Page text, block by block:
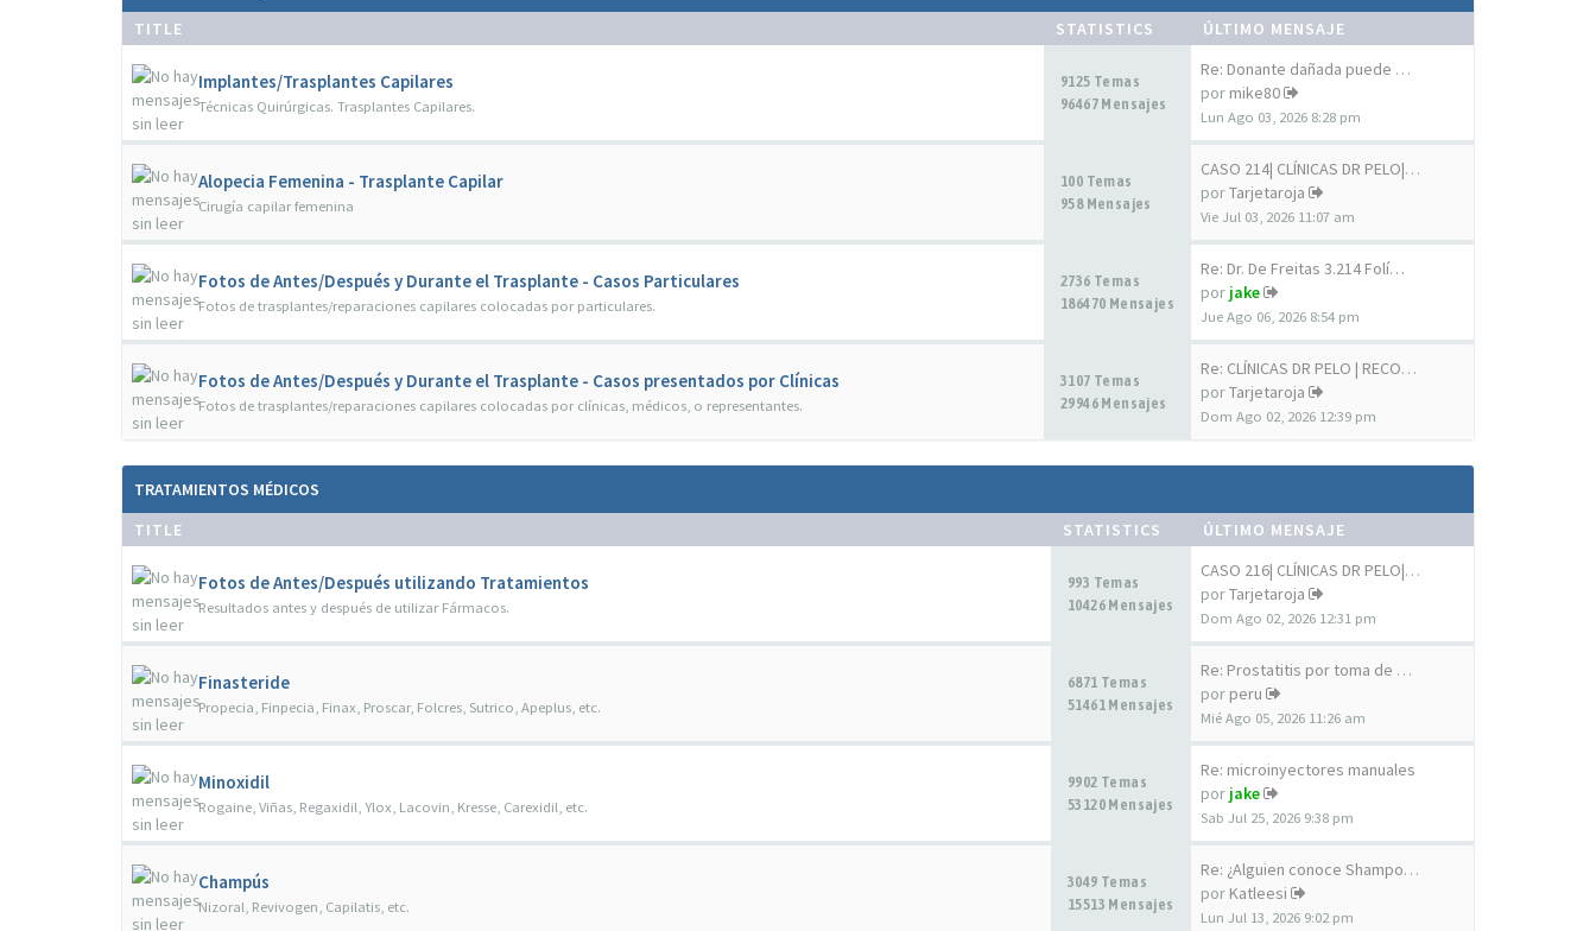
TITLE
STATISTICS ÚLTIMO MENSAJE
Implantes/Trasplantes Capilares
Técnicas Quirúrgicas. Trasplantes Capilares.
9125 Temas
96467 Mensajes
Re: Donante dañada puede mejo…
por mike80
Lun Ago 03, 2026 8:28 pm
Alopecia Femenina - Trasplante Capilar
Cirugía capilar femenina
100 Temas
958 Mensajes
CASO 214| CLÍNICAS DR PELO| I…
porTarjetaroja
Vie Jul 03, 2026 11:07 am
Fotos de Antes/Después y Durante el Trasplante - Casos Particulares
Fotos de trasplantes/reparaciones capilares colocadas por particulares.
2736 Temas
186470 Mensajes
Re: Dr. De Freitas 3.214 Folí…
por jake
Jue Ago 06, 2026 8:54 pm
Fotos de Antes/Después y Durante el Trasplante - Casos presentados por Clínicas
Fotos de trasplantes/reparaciones capilares colocadas por clínicas, médicos, o representantes.
3107 Temas
29946 Mensajes
Re: CLÍNICAS DR PELO | RECOPI…
porTarjetaroja
Dom Ago 02, 2026 12:39 pm
TRATAMIENTOS MÉDICOS
TITLE
STATISTICS ÚLTIMO MENSAJE
Fotos de Antes/Después utilizando Tratamientos
Resultados antes y después de utilizar Fármacos.
993 Temas
10426 Mensajes
CASO 216| CLÍNICAS DR PELO| T…
porTarjetaroja
Dom Ago 02, 2026 12:31 pm
Finasteride
Propecia, Finpecia, Finax, Proscar, Folcres, Sutrico, Apeplus, etc.
6871 Temas
51461 Mensajes
Re: Prostatitis por toma de D…
por peru
Mié Ago 05, 2026 11:26 am
Minoxidil
Rogaine, Viñas, Regaxidil, Ylox, Lacovin, Kresse, Carexidil, etc.
9902 Temas
53120 Mensajes
Re: microinyectores manuales
por jake
Sab Jul 25, 2026 9:38 pm
Champús
Nizoral, Revivogen, Capilatis, etc.
3049 Temas
15513 Mensajes
Re: ¿Alguien conoce Shampoo A…
por Katleesi
Lun Jul 13, 2026 9:02 pm